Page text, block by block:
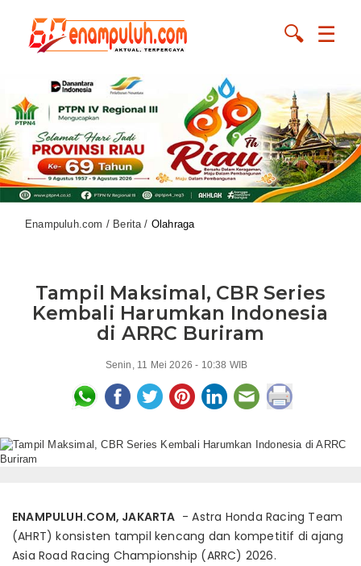
☰
🔍
Enampuluh.com / Berita / Olahraga
Tampil Maksimal, CBR Series
Kembali Harumkan Indonesia
di ARRC Buriram
Senin, 11 Mei 2026 - 10:38 WIB
ENAMPULUH.COM, JAKARTA - Astra Honda Racing Team
(AHRT) konsisten tampil kencang dan kompetitif di ajang
Asia Road Racing Championship (ARRC) 2026.